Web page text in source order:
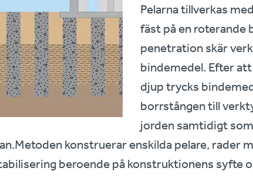
Pelarna tillverkas
fäst på en roterande
penetration skär
bindemedel. Efter
djup trycks
borrstången till
jorden samtidigt
konstruerar enskilda pelare, rader
beroende på konstruktionens syfte